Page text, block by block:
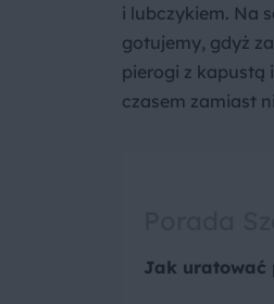
i lubczykiem. Na
gotujemy, gdyż
pierogi z kapustą
czasem zamiast
Jak uratować